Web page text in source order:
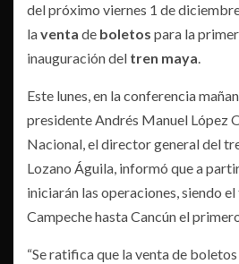
del próximo viernes 1 de
laventa de boletos para la
inauguración del tren maya.
Este lunes, en la conferencia
presidente Andrés Manuel López
Nacional, el director general del
Lozano Águila, informó que a
iniciarán las operaciones, siendo
Campeche hasta Cancún el
“Se ratifica que la venta de